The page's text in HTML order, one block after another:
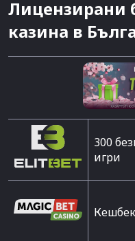
Лицензирани
казина в
300
игри